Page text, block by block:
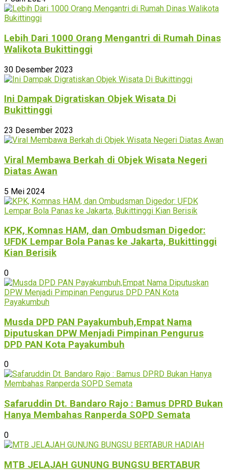
Lebih Dari 1000 Orang Mengantri di Rumah Dinas
Walikota Bukittinggi
30 Desember 2023
Ini Dampak Digratiskan Objek Wisata Di
Bukittinggi
23 Desember 2023
Viral Membawa Berkah di Objek Wisata Negeri
Diatas Awan
5 Mei 2024
KPK, Komnas HAM, dan Ombudsman Digedor:
UFDK Lempar Bola Panas ke Jakarta, Bukittinggi
Kian Berisik
0
Musda DPD PAN Payakumbuh,Empat Nama
Diputuskan DPW Menjadi Pimpinan Pengurus
DPD PAN Kota Payakumbuh
0
Safaruddin Dt. Bandaro Rajo : Bamus DPRD Bukan
Hanya Membahas Ranperda SOPD Semata
0
MTB JELAJAH GUNUNG BUNGSU BERTABUR